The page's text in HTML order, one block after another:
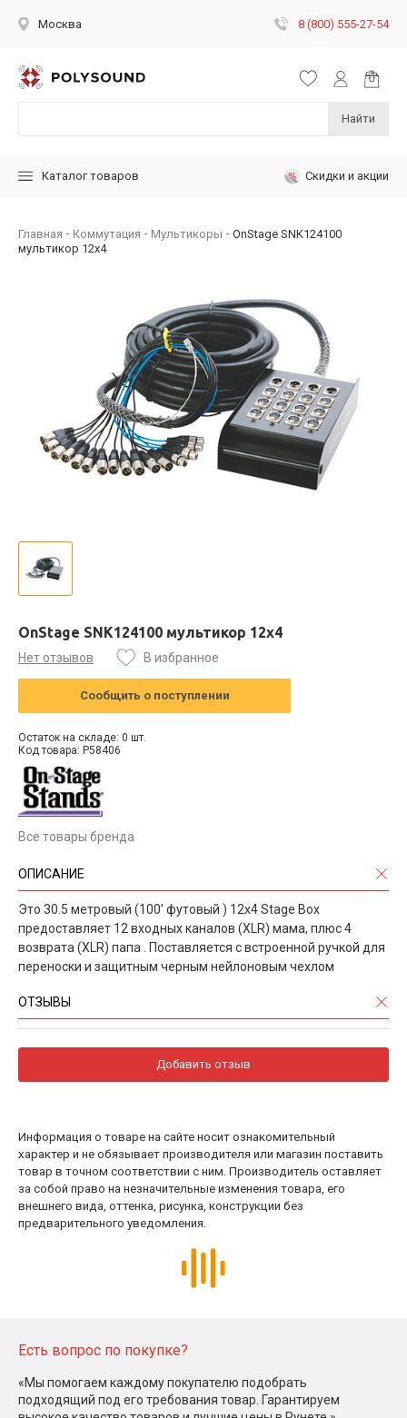
Москва 8 (800) 555-27-54
Найти
Каталог товаров Скидки и акции
Главная Коммутация Мультикоры
OnStage SNK124100
мультикор 12х4
OnStage SNK124100 мультикор 12х4
Нет отзывов В избранное
Сообщить о поступлении
Остаток на складе: 0 шт.
Код товара: P58406
Все товары бренда
ОПИСАНИЕ
Это 30.5 метровый (100’ футовый ) 12x4 Stage Box
предоставляет 12 входных каналов (XLR) мама, плюс 4
возврата (XLR) папа . Поставляется с встроенной ручкой для
переноски и защитным черным нейлоновым чехлом
ОТЗЫВЫ
Добавить отзыв
Информация о товаре на сайте носит ознакомительный
характер и не обязывает производителя или магазин поставить
товар в точном соответствии с ним. Производитель оставляет
за собой право на незначительные изменения товара, его
внешнего вида, оттенка, рисунка, конструкции без
предварительного уведомления.
Есть вопрос по покупке?
«Мы помогаем каждому покупателю подобрать
подходящий под его требования товар. Гарантируем